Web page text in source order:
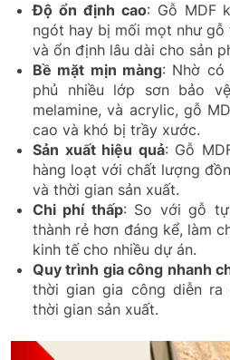
Độ ổn định cao: Gỗ MDF
ngót hay bị mối mọt như gỗ
và ổn định lâu dài cho sản
Bề mặt mịn màng: Nhờ có
phủ nhiều lớp sơn bảo
melamine, và acrylic, gỗ
cao và khó bị trầy xước.
Sản xuất hiệu quả: Gỗ
hàng loạt với chất lượng
và thời gian sản xuất.
Chi phí thấp: So với gỗ tự
thành rẻ hơn đáng kể, làm
kinh tế cho nhiều dự án.
Quy trình gia công nhanh
thời gian gia công diễn ra
thời gian sản xuất.